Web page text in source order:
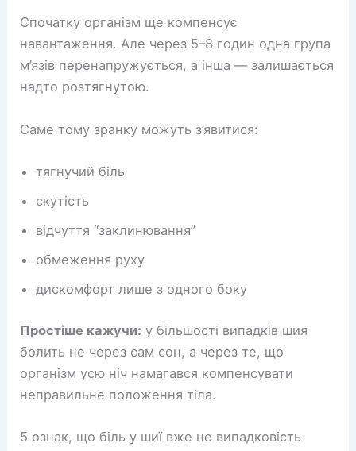
Спочатку організм ще компенсує
навантаження. Але через 5–8 годин одна група
м’язів перенапружується, а інша — залишається
надто розтягнутою.
Саме тому зранку можуть з’явитися:
тягнучий біль
скутість
відчуття “заклинювання”
обмеження руху
дискомфорт лише з одного боку
Простіше кажучи: у більшості випадків шия
болить не через сам сон, а через те, що
організм усю ніч намагався компенсувати
неправильне положення тіла.
5 ознак, що біль у шиї вже не випадковість